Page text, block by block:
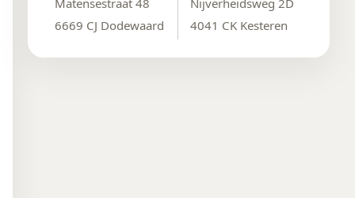
6669 CJ Dodewaard
4041 CK Kesteren